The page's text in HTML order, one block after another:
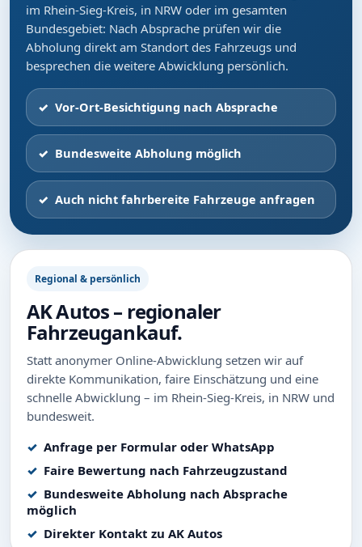
im Rhein-Sieg-Kreis, in NRW oder im gesamten
Bundesgebiet: Nach Absprache prüfen wir die
Abholung direkt am Standort des Fahrzeugs und
besprechen die weitere Abwicklung persönlich.
Vor-Ort-Besichtigung nach Absprache
Bundesweite Abholung möglich
Auch nicht fahrbereite Fahrzeuge anfragen
Regional & persönlich
AK Autos – regionaler
Fahrzeugankauf.
Statt anonymer Online-Abwicklung setzen wir auf
direkte Kommunikation, faire Einschätzung und eine
schnelle Abwicklung – im Rhein-Sieg-Kreis, in NRW und
bundesweit.
Anfrage per Formular oder WhatsApp
Faire Bewertung nach Fahrzeugzustand
Bundesweite Abholung nach Absprache
möglich
Direkter Kontakt zu AK Autos